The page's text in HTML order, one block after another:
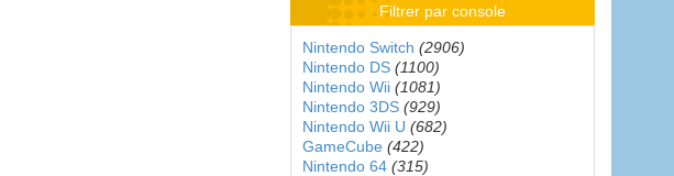
Filtrer par console
Nintendo Switch (2906)
Nintendo DS (1100)
Nintendo Wii (1081)
Nintendo 3DS (929)
Nintendo Wii U (682)
GameCube (422)
Nintendo 64 (315)